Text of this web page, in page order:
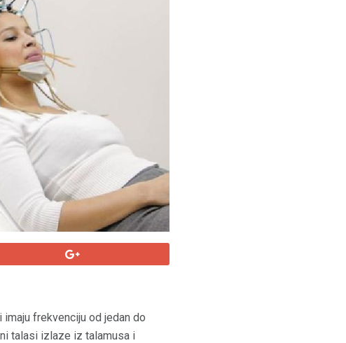
frekvenciju od jedan do
talasi izlaze iz talamusa i